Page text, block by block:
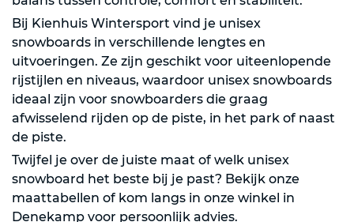
Bij Kienhuis Wintersport vind je unisex
snowboards in verschillende lengtes en
uitvoeringen. Ze zijn geschikt voor uiteenlopende
rijstijlen en niveaus, waardoor unisex snowboards
ideaal zijn voor snowboarders die graag
afwisselend rijden op de piste, in het park of naast
de piste.
Twijfel je over de juiste maat of welk unisex
snowboard het beste bij je past? Bekijk onze
maattabellen of kom langs in onze winkel in
Denekamp voor persoonlijk advies.